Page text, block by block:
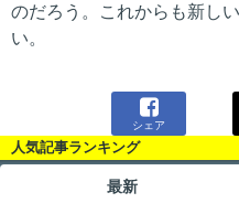
のだろう。これからも新し
い。

シェア
人気記事ランキング
最新